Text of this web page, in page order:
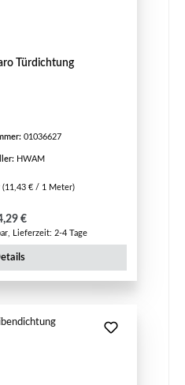
Türdichtung
01036627
HWAM
(11,43 € / 1 Meter)
Preis:
€
Lieferzeit: 2-4 Tage